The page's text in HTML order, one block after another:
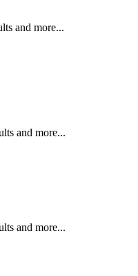
and more...
and more...
and more...